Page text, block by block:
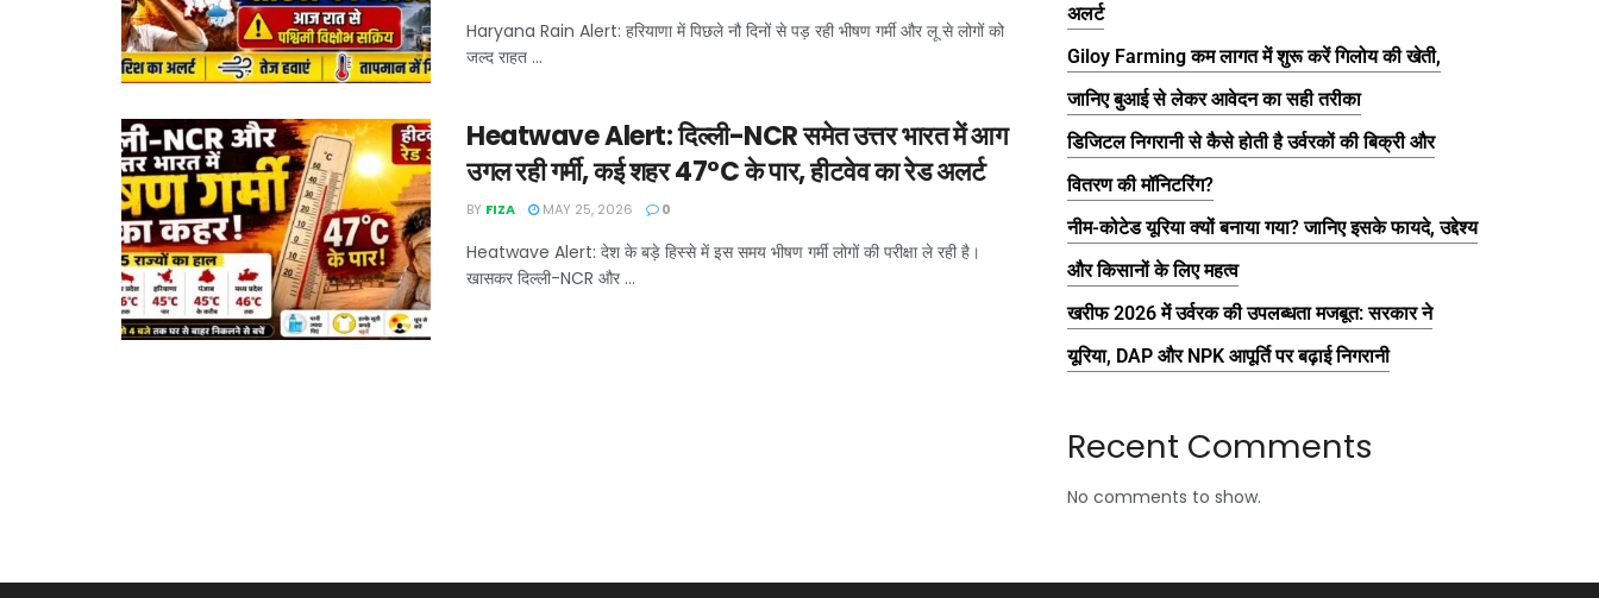
Haryana Rain Alert: हरियाणा में पिछले नौ दिनों से पड़ रही भीषण गर्मी और लू से लोगों को
जल्द राहत ...
Heatwave Alert: दिल्ली-NCR समेत उत्तर भारत में आग
उगल रही गर्मी, कई शहर 47°C के पार, हीटवेव का रेड अलर्ट
BY FIZA MAY 25, 2026 0
Heatwave Alert: देश के बड़े हिस्से में इस समय भीषण गर्मी लोगों की परीक्षा ले रही है।
खासकर दिल्ली-NCR और ...
अलर्ट
Giloy Farming कम लागत में शुरू करें गिलोय की खेती,
जानिए बुआई से लेकर आवेदन का सही तरीका
डिजिटल निगरानी से कैसे होती है उर्वरकों की बिक्री और
वितरण की मॉनिटरिंग?
नीम-कोटेड यूरिया क्यों बनाया गया? जानिए इसके फायदे, उद्देश्य
और किसानों के लिए महत्व
खरीफ 2026 में उर्वरक की उपलब्धता मजबूत: सरकार ने
यूरिया, DAP और NPK आपूर्ति पर बढ़ाई निगरानी
Recent Comments
No comments to show.